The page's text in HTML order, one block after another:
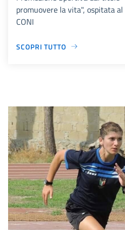
promuovere la vita", ospitata
CONI
SCOPRI TUTTO